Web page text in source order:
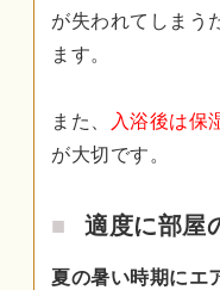
が失われてしまう
ます。
また、 入浴後は保
が大切です。
適度に部屋
夏の暑い時期にエ